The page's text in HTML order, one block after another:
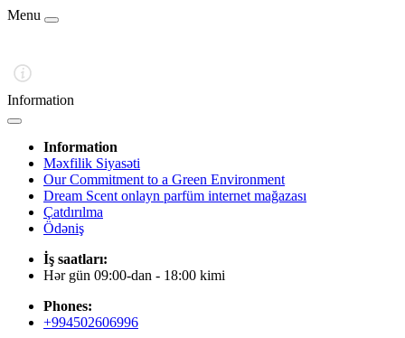
Menu
Information
Information
Məxfilik Siyasəti
Our Commitment to a Green Environment
Dream Scent onlayn parfüm internet mağazası
Çatdırılma
Ödəniş
İş saatları:
Hər gün 09:00-dan - 18:00 kimi
Phones:
+994502606996